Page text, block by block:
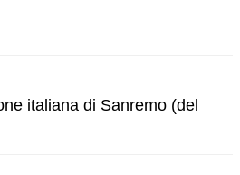
italiana di Sanremo (del